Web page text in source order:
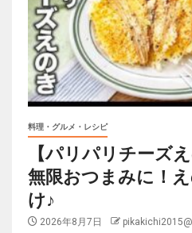
料理・グルメ・レシピ
【パリパリチーズ
無限おつまみに！
け♪
2026年8月7日